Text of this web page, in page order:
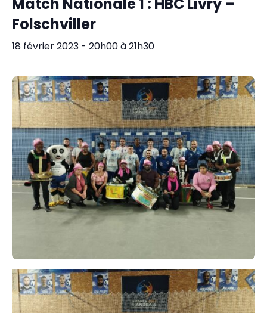
Folschviller
18 février 2023 - 20h00à21h30